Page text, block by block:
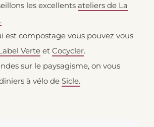
les excellents ateliers de La
est compostage vous pouvez vous
Verte et Cocycler.
sur le paysagisme, on vous
à vélo de Sicle.